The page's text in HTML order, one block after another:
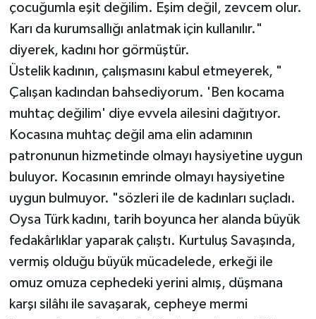
çocuğumla eşit değilim. Eşim değil, zevcem olur.
Karı da kurumsallığı anlatmak için kullanılır."
diyerek, kadını hor görmüştür.
Üstelik kadının, çalışmasını kabul etmeyerek, "
Çalışan kadından bahsediyorum. 'Ben kocama
muhtaç değilim' diye evvela ailesini dağıtıyor.
Kocasına muhtaç değil ama elin adamının
patronunun hizmetinde olmayı haysiyetine uygun
buluyor. Kocasının emrinde olmayı haysiyetine
uygun bulmuyor. "sözleri ile de kadınları suçladı.
Oysa Türk kadını, tarih boyunca her alanda büyük
fedakârlıklar yaparak çalıştı. Kurtuluş Savaşında,
vermiş olduğu büyük mücadelede, erkeği ile
omuz omuza cephedeki yerini almış, düşmana
karşı silâhı ile savaşarak, cepheye mermi